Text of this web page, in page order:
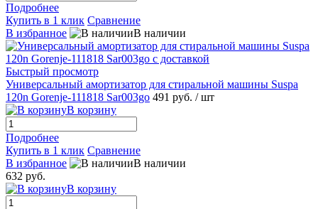
Подробнее
Купить в 1 клик Сравнение
В избранное
В наличии
Быстрый просмотр
Универсальный амортизатор для стиральной машины Suspa
120n Gorenje-111818 Sar003go 491 руб. / шт
В корзину
Подробнее
Купить в 1 клик Сравнение
В избранное
В наличии
632 руб.
В корзину